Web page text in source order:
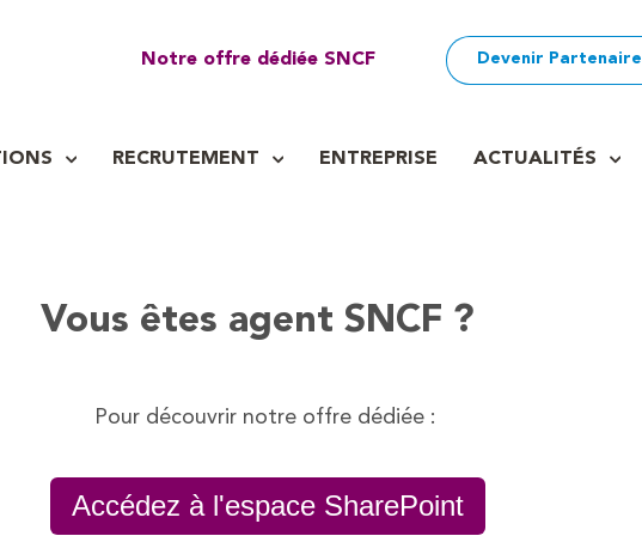
Notre offre dédiée SNCF Devenir Partenaire
RECRUTEMENT ENTREPRISE ACTUALITÉS
Vous êtes agent SNCF ?
Pour découvrir notre offre dédiée :
Accédez à l'espace SharePoint